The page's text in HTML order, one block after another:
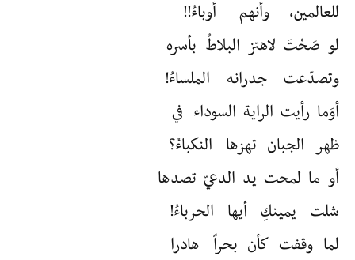
للعالمين، وأنهم أوباءُ!!
لو صَحْتَ لاهتز البلاطُ بأسره
وتصدّعت جدرانه الملساءُ!
أوَما رأيت الراية السوداء في
ظهر الجبان تهزها النكباءُ؟
أو ما لمحت يد الدعيّ تصدها
شلت يمينكِ أيها الحرباءُ!
لما وقفت كأن بحراً هادرا